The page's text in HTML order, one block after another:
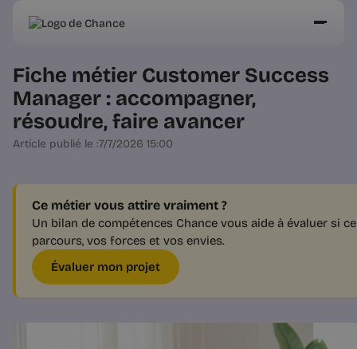
Fiche métier Customer Success
Manager : accompagner,
résoudre, faire avancer
Article publié le :7/7/2026 15:00
Ce métier vous attire vraiment ?
Un bilan de compétences Chance vous aide à évaluer si
parcours, vos forces et vos envies.
Évaluer mon projet